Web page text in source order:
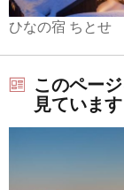
ひなの宿 ちとせ
このペー
見ています